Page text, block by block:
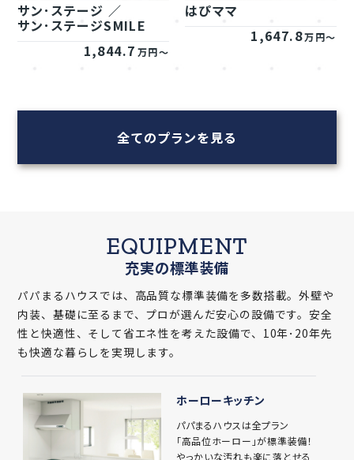
サン･ステージ ／
サン･ステージSMILE
1,844.7 万円～
はぴママ
1,647.8万円～
全てのプランを見る
EQUIPMENT
充実の標準装備
パパまるハウスでは、高品質な標準装備を多数搭載。外壁や
内装、基礎に至るまで、プロが選んだ安心の設備です。安全
性と快適性、そして省エネ性を考えた設備で、10年･20年先
も快適な暮らしを実現します。
ホーローキッチン
パパまるハウスは全プラン
「高品位ホーロー」が標準装備！
やっかいな汚れも楽に落とせる